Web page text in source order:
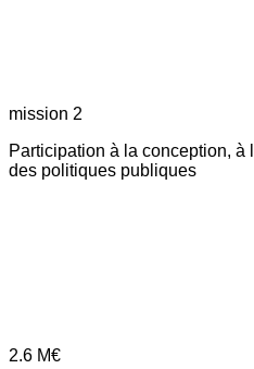
mission 2
Participation à la conception, à
des politiques publiques
2.6 M€